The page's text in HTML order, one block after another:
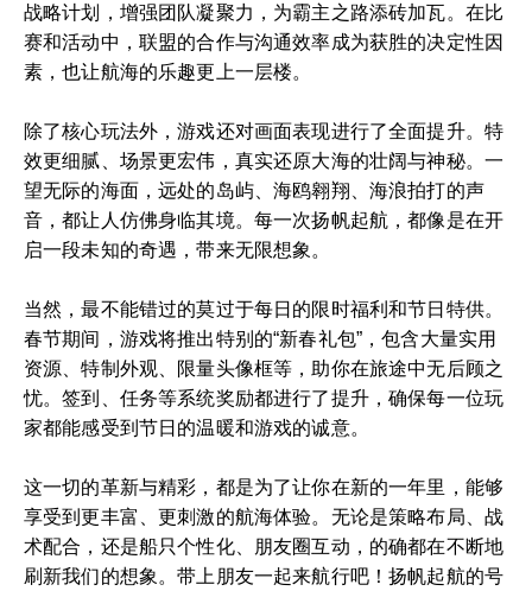
战略计划，增强团队凝聚力，为霸主之路添砖加瓦。在比
赛和活动中，联盟的合作与沟通效率成为获胜的决定性因
素，也让航海的乐趣更上一层楼。
除了核心玩法外，游戏还对画面表现进行了全面提升。特
效更细腻、场景更宏伟，真实还原大海的壮阔与神秘。一
望无际的海面，远处的岛屿、海鸥翱翔、海浪拍打的声
音，都让人仿佛身临其境。每一次扬帆起航，都像是在开
启一段未知的奇遇，带来无限想象。
当然，最不能错过的莫过于每日的限时福利和节日特供。
春节期间，游戏将推出特别的“新春礼包”，包含大量实用
资源、特制外观、限量头像框等，助你在旅途中无后顾之
忧。签到、任务等系统奖励都进行了提升，确保每一位玩
家都能感受到节日的温暖和游戏的诚意。
这一切的革新与精彩，都是为了让你在新的一年里，能够
享受到更丰富、更刺激的航海体验。无论是策略布局、战
术配合，还是船只个性化、朋友圈互动，的确都在不断地
刷新我们的想象。带上朋友一起来航行吧！扬帆起航的号